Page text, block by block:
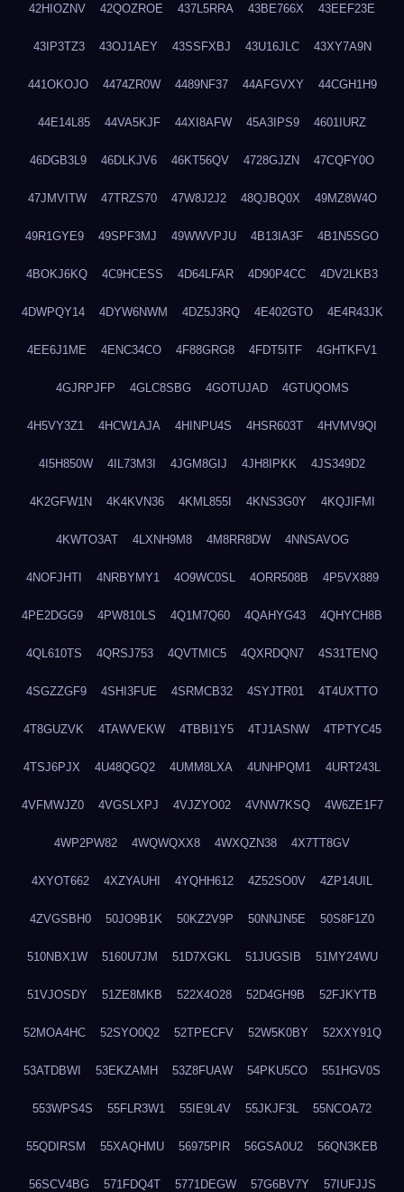
42HIOZNV 42QOZROE 437L5RRA 43BE766X 43EEF23E
43IP3TZ3 43OJ1AEY 43SSFXBJ 43U16JLC 43XY7A9N
441OKOJO 4474ZR0W 4489NF37 44AFGVXY 44CGH1H9
44E14L85 44VA5KJF 44XI8AFW 45A3IPS9 4601IURZ
46DGB3L9 46DLKJV6 46KT56QV 4728GJZN 47CQFY0O
47JMVITW 47TRZS70 47W8J2J2 48QJBQ0X 49MZ8W4O
49R1GYE9 49SPF3MJ 49WWVPJU 4B13IA3F 4B1N5SGO
4BOKJ6KQ 4C9HCESS 4D64LFAR 4D90P4CC 4DV2LKB3
4DWPQY14 4DYW6NWM 4DZ5J3RQ 4E402GTO 4E4R43JK
4EE6J1ME 4ENC34CO 4F88GRG8 4FDT5ITF 4GHTKFV1
4GJRPJFP 4GLC8SBG 4GOTUJAD 4GTUQOMS
4H5VY3Z1 4HCW1AJA 4HINPU4S 4HSR603T 4HVMV9QI
4I5H850W 4IL73M3I 4JGM8GIJ 4JH8IPKK 4JS349D2
4K2GFW1N 4K4KVN36 4KML855I 4KNS3G0Y 4KQJIFMI
4KWTO3AT 4LXNH9M8 4M8RR8DW 4NNSAVOG
4NOFJHTI 4NRBYMY1 4O9WC0SL 4ORR508B 4P5VX889
4PE2DGG9 4PW810LS 4Q1M7Q60 4QAHYG43 4QHYCH8B
4QL610TS 4QRSJ753 4QVTMIC5 4QXRDQN7 4S31TENQ
4SGZZGF9 4SHI3FUE 4SRMCB32 4SYJTR01 4T4UXTTO
4T8GUZVK 4TAWVEKW 4TBBI1Y5 4TJ1ASNW 4TPTYC45
4TSJ6PJX 4U48QGQ2 4UMM8LXA 4UNHPQM1 4URT243L
4VFMWJZ0 4VGSLXPJ 4VJZYO02 4VNW7KSQ 4W6ZE1F7
4WP2PW82 4WQWQXX8 4WXQZN38 4X7TT8GV
4XYOT662 4XZYAUHI 4YQHH612 4Z52SO0V 4ZP14UIL
4ZVGSBH0 50JO9B1K 50KZ2V9P 50NNJN5E 50S8F1Z0
510NBX1W 5160U7JM 51D7XGKL 51JUGSIB 51MY24WU
51VJOSDY 51ZE8MKB 522X4O28 52D4GH9B 52FJKYTB
52MOA4HC 52SYO0Q2 52TPECFV 52W5K0BY 52XXY91Q
53ATDBWI 53EKZAMH 53Z8FUAW 54PKU5CO 551HGV0S
553WPS4S 55FLR3W1 55IE9L4V 55JKJF3L 55NCOA72
55QDIRSM 55XAQHMU 56975PIR 56GSA0U2 56QN3KEB
56SCV4BG 571FDQ4T 5771DEGW 57G6BV7Y 57IUFJJS